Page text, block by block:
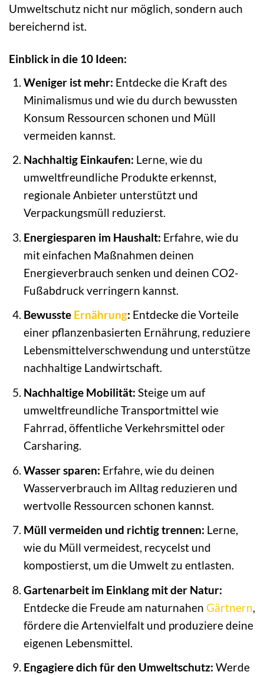
Umweltschutz nicht nur möglich, sondern auch
bereichernd ist.
Einblick in die 10 Ideen:
Weniger ist mehr: Entdecke die Kraft des
Minimalismus und wie du durch bewussten
Konsum Ressourcen schonen und Müll
vermeiden kannst.
Nachhaltig Einkaufen: Lerne, wie du
umweltfreundliche Produkte erkennst,
regionale Anbieter unterstützt und
Verpackungsmüll reduzierst.
Energiesparen im Haushalt: Erfahre, wie du
mit einfachen Maßnahmen deinen
Energieverbrauch senken und deinen CO2-
Fußabdruck verringern kannst.
Bewusste Ernährung: Entdecke die Vorteile
einer pflanzenbasierten Ernährung, reduziere
Lebensmittelverschwendung und unterstütze
nachhaltige Landwirtschaft.
Nachhaltige Mobilität: Steige um auf
umweltfreundliche Transportmittel wie
Fahrrad, öffentliche Verkehrsmittel oder
Carsharing.
Wasser sparen: Erfahre, wie du deinen
Wasserverbrauch im Alltag reduzieren und
wertvolle Ressourcen schonen kannst.
Müll vermeiden und richtig trennen: Lerne,
wie du Müll vermeidest, recycelst und
kompostierst, um die Umwelt zu entlasten.
Gartenarbeit im Einklang mit der Natur:
Entdecke die Freude am naturnahen Gärtnern
fördere die Artenvielfalt und produziere deine
eigenen Lebensmittel.
Engagiere dich für den Umweltschutz: Werde